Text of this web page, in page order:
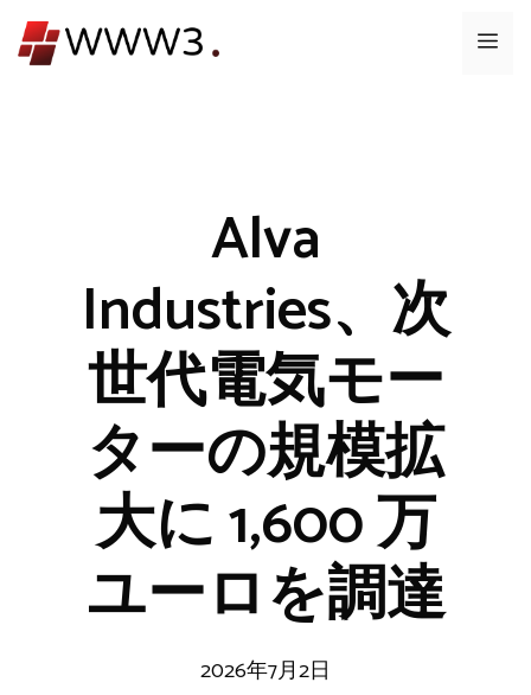
ン
メ
Alva
Industries、次
世代電気モー
ターの規模拡
大に 1,600 万
ユーロを調達
2026年7月2日